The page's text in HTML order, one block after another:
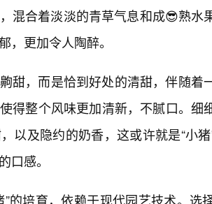
混合着淡淡的青草气息和成😎熟水
，更加令人陶醉。
甜，而是恰到好处的清甜，伴随着
得整个风味更加清新，不腻口。细
以及隐约的奶香，这或许就是“小
口感。
”的培育，依赖于现代园艺技术。选